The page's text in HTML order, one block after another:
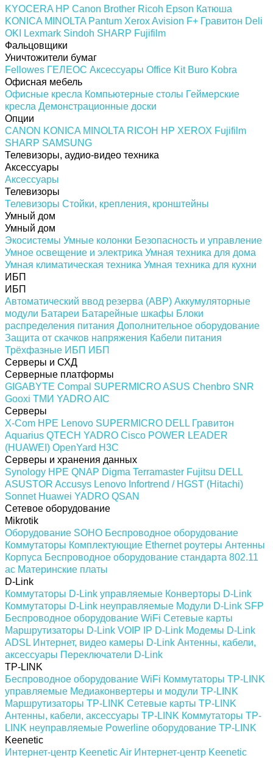
KYOCERA HP Canon Brother Ricoh Epson Катюша
KONICA MINOLTA Pantum XeroxAvision F+ Гравитон Deli
OKI
Lexmark Sindoh SHARP Fujifilm
Фальцовщики
Уничтожители бумаг
Fellowes ГЕЛЕОС Аксессуары Office Kit Buro Kobra
Офисная мебель
Офисные кресла Компьютерные столы Геймерские
кресла Демонстрационные доски
Опции
CANON KONICA MINOLTA RICOH HP XEROX Fujifilm
SHARP SAMSUNG
Телевизоры, аудио-видео техника
Аксессуары
Аксессуары
Телевизоры
Телевизоры Стойки, крепления, кронштейны
Умный дом
Умный дом
Экосистемы Умные колонки Безопасность и управление
Умное освещение и электрика Умная техника для дома
Умная климатическая техника Умная техника для кухни
ИБП
ИБП
Автоматический ввод резерва (АВР) Аккумуляторные
модули Батареи Батарейные шкафы Блоки
распределения питания Дополнительное оборудование
Защита от скачков напряжения Кабели питания
Трёхфазные ИБП ИБП
Серверы и СХД
Серверные платформы
GIGABYTE Compal SUPERMICROASUS Chenbro SNR
Gooxi ТМИ YADROAIC
Серверы
X-Com HPE Lenovo SUPERMICRO DELL Гравитон
Aquarius QTECH YADRO Cisco POWER LEADER
(HUAWEI) OpenYard H3C
Серверы и хранения данных
Synology HPE QNAP Digma Terramaster Fujitsu DELL
ASUSTOR Accusys Lenovo Infortrend / HGST (Hitachi)
Sonnet Huawei YADRO QSAN
Сетевое оборудование
Mikrotik
Оборудование SOHO Беспроводное оборудование
Коммутаторы Комплектующие Ethernet роутеры Антенны
Корпуса Беспроводное оборудование стандарта 802.11
ас Материнские платы
D-Link
Коммутаторы D-Link управляемые Конверторы D-Link
Коммутаторы D-Link неуправляемые Модули D-Link SFP
Беспроводное оборудование WiFi Сетевые карты
Маршрутизаторы D-Link VOIP IP D-Link Модемы D-Link
ADSL Интернет, видео камеры D-Link Антенны, кабели,
аксессуары Переключатели D-Link
TP-LINK
Беспроводное оборудование WiFi Коммутаторы TP-LINK
управляемые Медиаконвертеры и модули TP-LINK
Маршрутизаторы TP-LINK Сетевые карты TP-LINK
Антенны, кабели, аксессуары TP-LINK Коммутаторы TP-
LINK неуправляемые Powerline оборудование TP-LINK
Keenetic
Интернет-центр Keenetic Air Интернет-центр Keenetic